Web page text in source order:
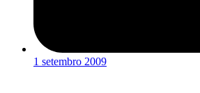
1 setembro 2009